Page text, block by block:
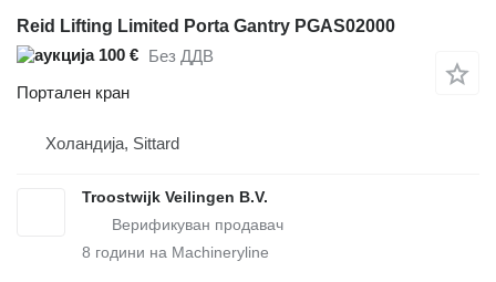
Reid Lifting Limited Porta Gantry PGAS02000
100 € Без ДДВ
Портален кран
Холандија, Sittard
Troostwijk Veilingen B.V.
8 години на Machineryline